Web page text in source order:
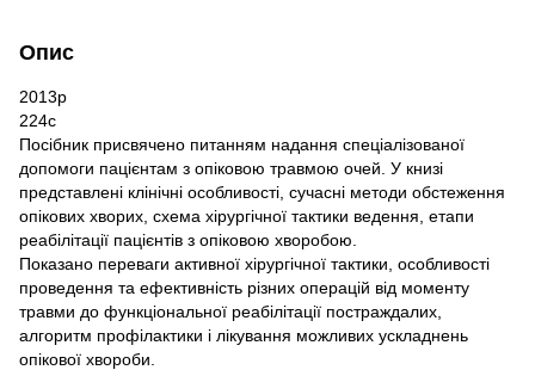
Опис
2013р
224с
Посібник присвячено питанням надання спеціалізованої
допомоги пацієнтам з опіковою травмою очей. У книзі
представлені клінічні особливості, сучасні методи обстеження
опікових хворих, схема хірургічної тактики ведення, етапи
реабілітації пацієнтів з опіковою хворобою.
Показано переваги активної хірургічної тактики, особливості
проведення та ефективність різних операцій від моменту
травми до функціональної реабілітації постраждалих,
алгоритм профілактики і лікування можливих ускладнень
опікової хвороби.